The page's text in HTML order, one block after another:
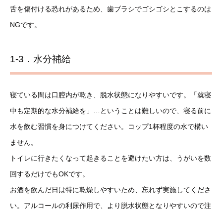
舌を傷付ける恐れがあるため、歯ブラシでゴシゴシとこするのは
NGです。
1-3．水分補給
寝ている間は口腔内が乾き、脱水状態になりやすいです。「就寝
中も定期的な水分補給を」…ということは難しいので、寝る前に
水を飲む習慣を身につけてください。コップ1杯程度の水で構い
ません。
トイレに行きたくなって起きることを避けたい方は、うがいを数
回するだけでもOKです。
お酒を飲んだ日は特に乾燥しやすいため、忘れず実施してくださ
い。アルコールの利尿作用で、より脱水状態となりやすいので注